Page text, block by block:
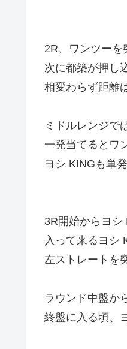
2R、ワンツーを
次に都築が押し
相変わらず距離
ミドルレンジで
一発当てるとワ
ヨシ KINGも単
3R開始からヨシ
入って来るヨシ
左ストレートを
ラウンド中盤か
終盤に入る頃、